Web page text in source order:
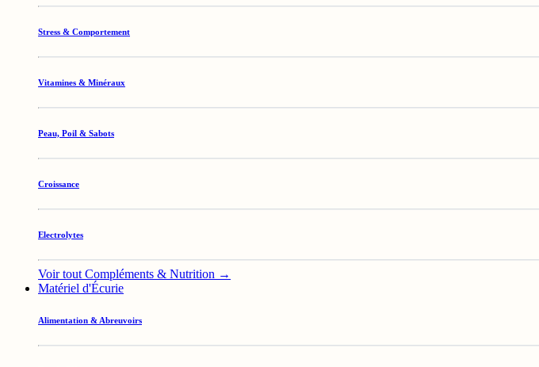
Stress & Comportement
Vitamines & Minéraux
Peau, Poil & Sabots
Croissance
Electrolytes
Voir tout Compléments & Nutrition →
Matériel d'Écurie
Alimentation & Abreuvoirs